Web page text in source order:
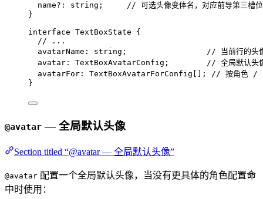
name?: string ; // 可选头像变体名，对应前导第三槽位
}
interface TextBoxState {
// ...
avatarName : string ; // 当前行的头
avatar : TextBoxAvatarConfig ; // 全局默认头
avatarFor : TextBoxAvatarForConfig []; // 按角色 /
}
@avatar — 全局默认头像
Section titled “@avatar — 全局默认头像”
@avatar 配置一个全局默认头像，当没有更具体的角色配置命
中时使用：